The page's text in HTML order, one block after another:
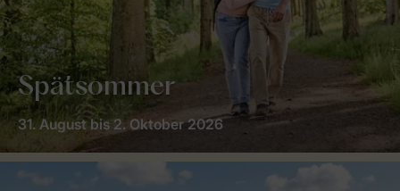
Spätsommer
31. August bis 2. Oktober 2026